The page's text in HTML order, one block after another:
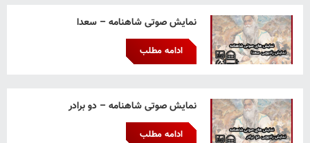
نمایش صوتی شاهنامه – سعدا
ادامه مطلب
نمایش صوتی شاهنامه – دو برادر
ادامه مطلب